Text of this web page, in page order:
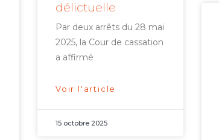
délictuelle
Par deux arrêts du 28 mai
2025, la Cour de cassation
a affirmé
Voir l'article
15 octobre 2025